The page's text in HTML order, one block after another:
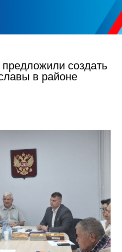
создать
в районе